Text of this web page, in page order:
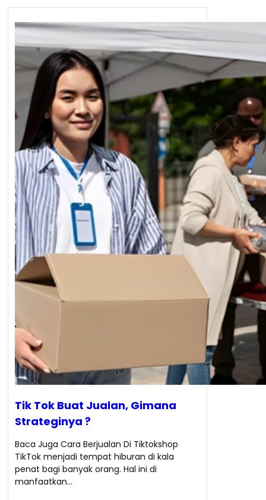
Tik Tok Buat Jualan, Gimana
Strateginya ?
Baca Juga Cara Berjualan Di Tiktokshop
TikTok menjadi tempat hiburan di kala
penat bagi banyak orang. Hal ini di
manfaatkan…